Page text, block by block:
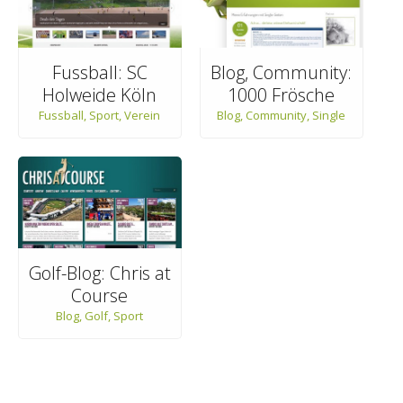
Fussball: SC
Holweide Köln
Fussball, Sport,Verein
Blog, Community:
1000 Frösche
Blog,Community, Single
Golf-Blog: Chris at
Course
Blog,Golf, Sport